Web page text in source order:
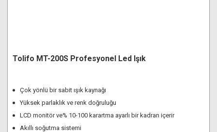
Tolifo MT-200S Profesyonel Led Işık
Çok yönlü bir sabit ışık kaynağı
Yüksek parlaklık ve renk doğruluğu
LCD monitör ve% 10-100 karartma ayarlı bir kadran içerir
Akıllı soğutma sistemi